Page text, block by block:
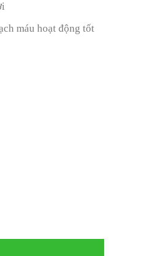
máu hoạt động tốt